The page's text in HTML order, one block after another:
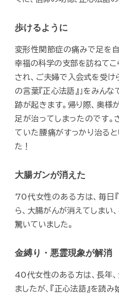
歩けるように
変形性関節症の痛みで足を
幸福の科学の支部を訪ねてこ
され、ご夫婦で入会式を受け
の言葉『正心法語』」をみん
跡が起きます。帰り際、奥様
足が治ってしまったのです
ていた腰痛がすっかり治る
た！
大腸ガンが消えた
70代女性のある方は、毎日
ら、大腸がんが消えてしまい
驚いていました。
金縛り・悪霊現象が解消
40代女性のある方は、長年
ましたが、『正心法語』を読